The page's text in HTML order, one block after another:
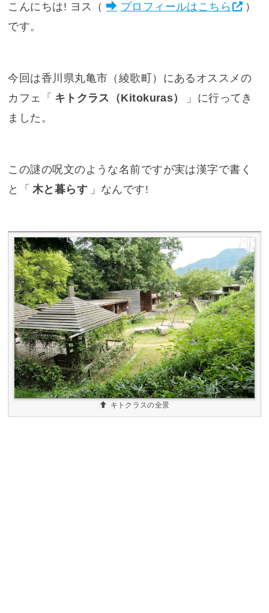
こんにちは! ヨス（ プロフィールはこちら
）
です。
今回は香川県丸亀市（綾歌町）にあるオススメの
カフェ「 キトクラス（Kitokuras）
」に行ってき
ました。
この謎の呪文のような名前ですが実は漢字で書く
と「 木と暮らす 」なんです!
キトクラスの全景